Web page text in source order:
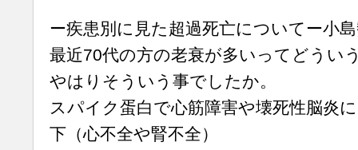
ー疾患別に見た超過死亡についてー小
最近70代の方の老衰が多いってどうい
やはりそういう事でしたか。
スパイク蛋白で心筋障害や壊死性脳炎
下（心不全や腎不全）